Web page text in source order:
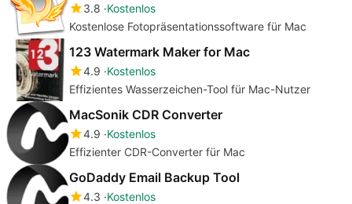
3.8 Kostenlos
Kostenlose Fotopräsentationssoftware für Mac
123 Watermark Maker for Mac
4.9 Kostenlos
Effizientes Wasserzeichen-Tool für Mac-Nutzer
MacSonik CDR Converter
4.9 Kostenlos
Effizienter CDR-Converter für Mac
GoDaddy Email Backup Tool
4.3 Kostenlos